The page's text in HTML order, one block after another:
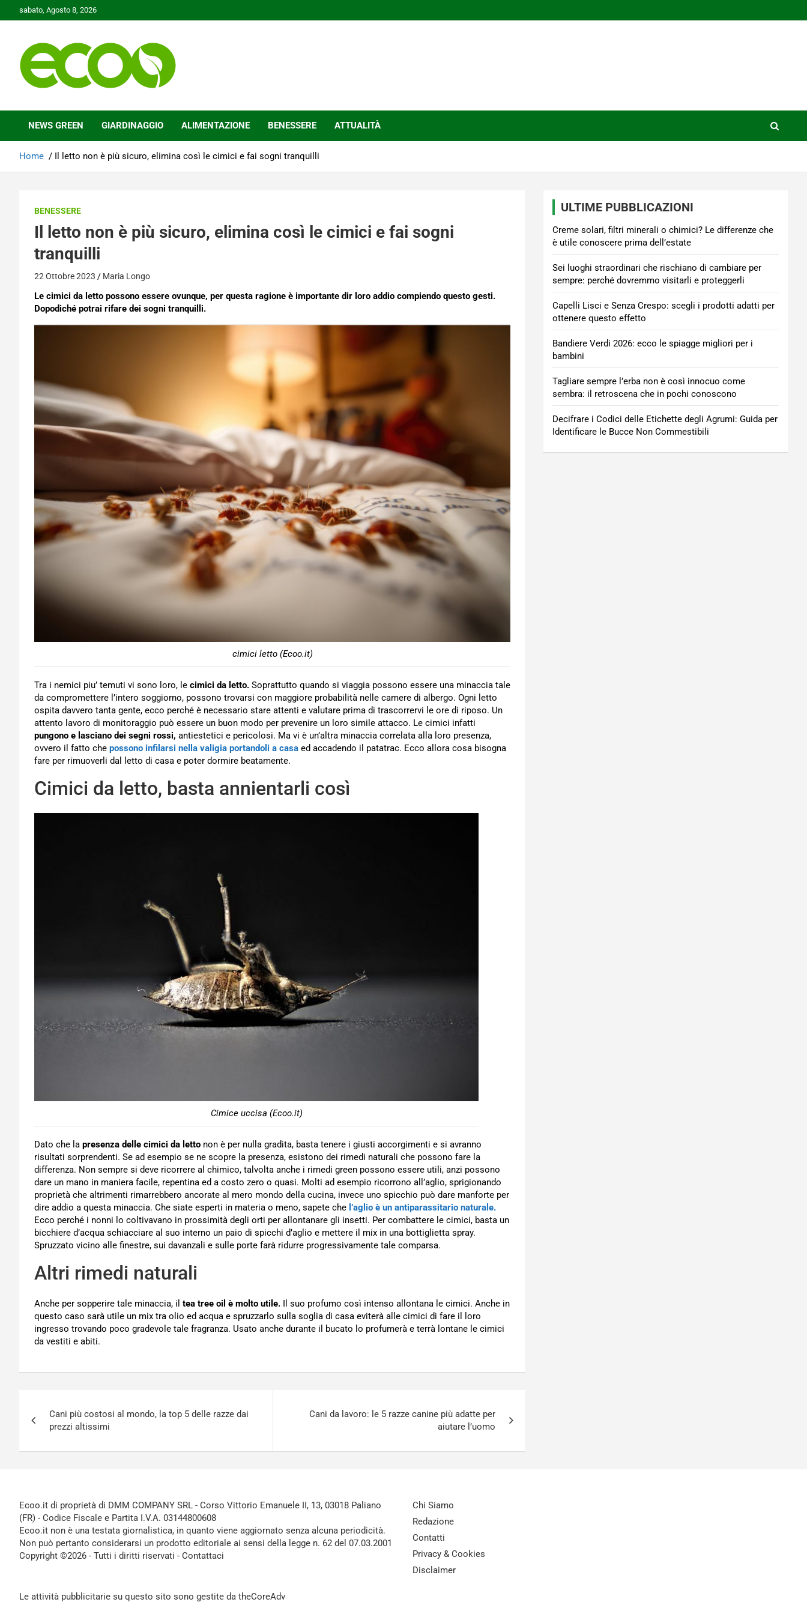
to
sabato, Agosto 8, 2026
Ecoo.it
NEWS GREEN GIARDINAGGIO ALIMENTAZIONE BENESSERE ATTUALITÀ
Home Il letto non è più sicuro, elimina così le cimici e fai sogni tranquilli
BENESSERE
Il letto non è più sicuro, elimina così le cimici e fai sogni
tranquilli
22 Ottobre 2023 Maria Longo
Le cimici da letto possono essere ovunque, per questa ragione è importante dir loro addio compiendo questo gesti.
Dopodiché potrai rifare dei sogni tranquilli.
cimici letto (Ecoo.it)
Tra i nemici piu’ temuti vi sono loro, le cimici da letto. Soprattutto quando si viaggia possono essere una minaccia tale
da compromettere l’intero soggiorno, possono trovarsi con maggiore probabilità nelle camere di albergo. Ogni letto
ospita davvero tanta gente, ecco perché è necessario stare attenti e valutare prima di trascorrervi le ore di riposo. Un
attento lavoro di monitoraggio può essere un buon modo per prevenire un loro simile attacco. Le cimici infatti
pungono e lasciano dei segni rossi, antiestetici e pericolosi. Ma vi è un’altra minaccia correlata alla loro presenza,
ovvero il fatto che possono infilarsi nella valigia portandoli a casa ed accadendo il patatrac. Ecco allora cosa bisogna
fare per rimuoverli dal letto di casa e poter dormire beatamente.
Cimici da letto, basta annientarli così
Cimice uccisa (Ecoo.it)
Dato che la presenza delle cimici da letto non è per nulla gradita, basta tenere i giusti accorgimenti e si avranno
risultati sorprendenti. Se ad esempio se ne scopre la presenza, esistono dei rimedi naturali che possono fare la
differenza. Non sempre si deve ricorrere al chimico, talvolta anche i rimedi green possono essere utili, anzi possono
dare un mano in maniera facile, repentina ed a costo zero o quasi. Molti ad esempio ricorrono all’aglio, sprigionando
proprietà che altrimenti rimarrebbero ancorate al mero mondo della cucina, invece uno spicchio può dare manforte per
dire addio a questa minaccia. Che siate esperti in materia o meno, sapete che l’aglio è un antiparassitario naturale.
Ecco perché i nonni lo coltivavano in prossimità degli orti per allontanare gli insetti. Per combattere le cimici, basta un
bicchiere d’acqua schiacciare al suo interno un paio di spicchi d’aglio e mettere il mix in una bottiglietta spray.
Spruzzato vicino alle finestre, sui davanzali e sulle porte farà ridurre progressivamente tale comparsa.
Altri rimedi naturali
Anche per sopperire tale minaccia, il tea tree oil è molto utile. Il suo profumo così intenso allontana le cimici. Anche in
questo caso sarà utile un mix tra olio ed acqua e spruzzarlo sulla soglia di casa eviterà alle cimici di fare il loro
ingresso trovando poco gradevole tale fragranza. Usato anche durante il bucato lo profumerà e terrà lontane le cimici
da vestiti e abiti.
articoli
Cani più costosi al mondo, la top 5 delle razze dai
prezzi altissimi
Cani da lavoro: le 5 razze canine più adatte per
aiutare l’uomo
ULTIME PUBBLICAZIONI
Creme solari, filtri minerali o chimici? Le differenze che
è utile conoscere prima dell’estate
Sei luoghi straordinari che rischiano di cambiare per
sempre: perché dovremmo visitarli e proteggerli
Capelli Lisci e Senza Crespo: scegli i prodotti adatti per
ottenere questo effetto
Bandiere Verdi 2026: ecco le spiagge migliori per i
bambini
Tagliare sempre l’erba non è così innocuo come
sembra: il retroscena che in pochi conoscono
Decifrare i Codici delle Etichette degli Agrumi: Guida per
Identificare le Bucce Non Commestibili
Ecoo.it di proprietà di DMM COMPANY SRL - Corso Vittorio Emanuele II, 13, 03018 Paliano
(FR) - Codice Fiscale e Partita I.V.A. 03144800608
Ecoo.it non è una testata giornalistica, in quanto viene aggiornato senza alcuna periodicità.
Non può pertanto considerarsi un prodotto editoriale ai sensi della legge n. 62 del 07.03.2001
Copyright ©2026 - Tutti i diritti riservati - Contattaci
Le attività pubblicitarie su questo sito sono gestite da theCoreAdv
Chi Siamo
Redazione
Contatti
Privacy & Cookies
Disclaimer